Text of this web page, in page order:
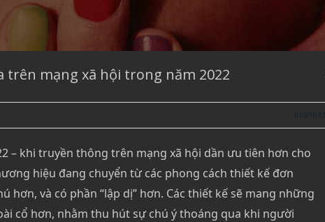
trên mạng xã hội trong năm 2022
– khi truyền thông trên mạng xã hội dần ưu tiên hơn cho
hiệu đang chuyển từ các phong cách thiết kế đơn
hơn, và có phần “lập dị” hơn. Các thiết kế sẽ mang những
cổ hơn, nhằm thu hút sự chú ý thoáng qua khi người